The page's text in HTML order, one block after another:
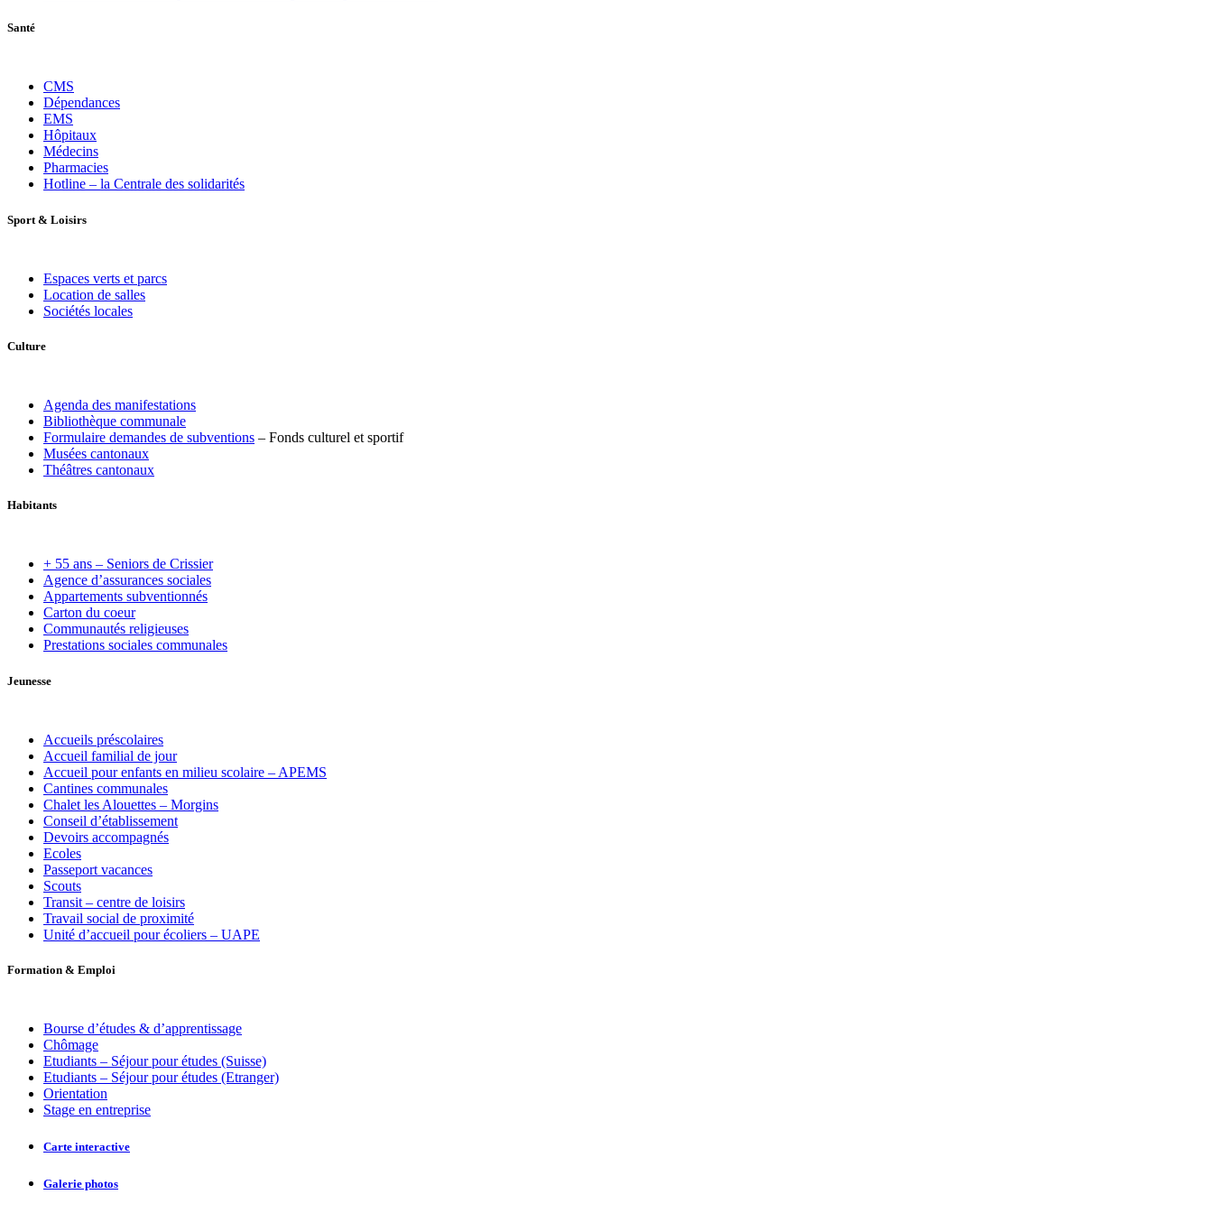
Santé
CMS
Dépendances
EMS
Hôpitaux
Médecins
Pharmacies
Hotline – la Centrale des solidarités
Sport & Loisirs
Espaces verts et parcs
Location de salles
Sociétés locales
Culture
Agenda des manifestations
Bibliothèque communale
Formulaire demandes de subventions – Fonds culturel et sportif
Musées cantonaux
Théâtres cantonaux
Habitants
+ 55 ans – Seniors de Crissier
Agence d’assurances sociales
Appartements subventionnés
Carton du coeur
Communautés religieuses
Prestations sociales communales
Jeunesse
Accueils préscolaires
Accueil familial de jour
Accueil pour enfants en milieu scolaire – APEMS
Cantines communales
Chalet les Alouettes – Morgins
Conseil d’établissement
Devoirs accompagnés
Ecoles
Passeport vacances
Scouts
Transit – centre de loisirs
Travail social de proximité
Unité d’accueil pour écoliers – UAPE
Formation & Emploi
Bourse d’études & d’apprentissage
Chômage
Etudiants – Séjour pour études (Suisse)
Etudiants – Séjour pour études (Etranger)
Orientation
Stage en entreprise
Carte interactive
Galerie photos